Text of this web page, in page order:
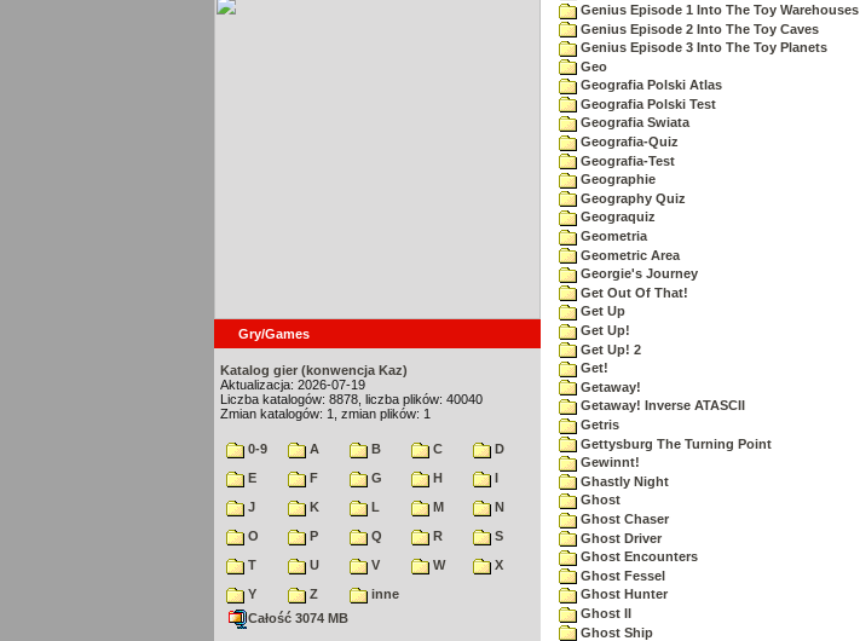
Gry/Games
Katalog gier (konwencja Kaz)
Aktualizacja: 2026-07-19
Liczba katalogów: 8878, liczba plików: 40040
Zmian katalogów: 1, zmian plików: 1
0-9 A B C
D
E
F G H
I
J
K L M
N
O
P Q R
S
T
U V W
X
Y
Z
inne
Całość 3074 MB
Genius Episode 1 Into The Toy Warehouses
Genius Episode 2 Into The Toy Caves
Genius Episode 3 Into The Toy Planets
Geo
Geografia Polski Atlas
Geografia Polski Test
Geografia Swiata
Geografia-Quiz
Geografia-Test
Geographie
Geography Quiz
Geograquiz
Geometria
Geometric Area
Georgie's Journey
Get Out Of That!
Get Up
Get Up!
Get Up! 2
Get!
Getaway!
Getaway! Inverse ATASCII
Getris
Gettysburg The Turning Point
Gewinnt!
Ghastly Night
Ghost
Ghost Chaser
Ghost Driver
Ghost Encounters
Ghost Fessel
Ghost Hunter
Ghost II
Ghost Ship